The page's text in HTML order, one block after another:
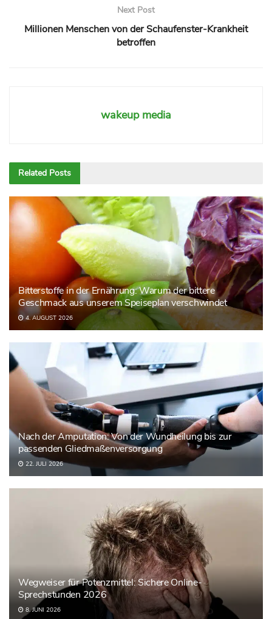
Next Post
Millionen Menschen von der Schaufenster-Krankheit
betroffen
wakeup media
Related Posts
Bitterstoffe in der Ernährung: Warum der bittere
Geschmack aus unserem Speiseplan verschwindet
4. AUGUST 2026
Nach der Amputation: Von der Wundheilung bis zur
passenden Gliedmaßenversorgung
22. JULI 2026
Wegweiser für Potenzmittel: Sichere Online-
Sprechstunden 2026
8. JUNI 2026